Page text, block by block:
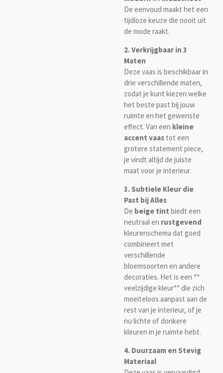
De eenvoud maakt het een
tijdloze keuze die nooit uit
de mode raakt.
2. Verkrijgbaar in 3
Maten
Deze vaas is beschikbaar in
drie verschillende maten,
zodat je kunt kiezen welke
het beste past bij jouw
ruimte en het gewenste
effect. Van een kleine
accent vaas tot een
grotere statement piece,
je vindt altijd de juiste
maat voor je interieur.
3. Subtiele Kleur die
Past bij Alles
De beige tint biedt een
neutraal en rustgevend
kleurenschema dat goed
combineert met
verschillende
bloemsoorten en andere
decoraties. Het is een **
veelzijdige kleur** die zich
moeiteloos aanpast aan de
rest van je interieur, of je
nu lichte of donkere
kleuren in je ruimte hebt.
4. Duurzaam en Stevig
Materiaal